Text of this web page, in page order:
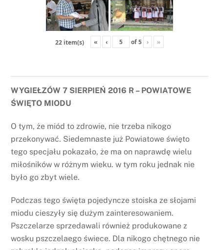
22 item(s) « ‹ of5 › »
WYGIEŁZÓW 7 SIERPIEŃ 2016 R – POWIATOWE
ŚWIĘTO MIODU
O tym, że miód to zdrowie, nie trzeba nikogo
przekonywać. Siedemnaste już Powiatowe święto
tego specjału pokazało, że ma on naprawdę wielu
miłośników w różnym wieku. w tym roku jednak nie
było go zbyt wiele.
Podczas tego święta pojedyncze stoiska ze słojami
miodu cieszyły się dużym zainteresowaniem.
Pszczelarze sprzedawali również produkowane z
wosku pszczelaego świece. Dla nikogo chętnego nie